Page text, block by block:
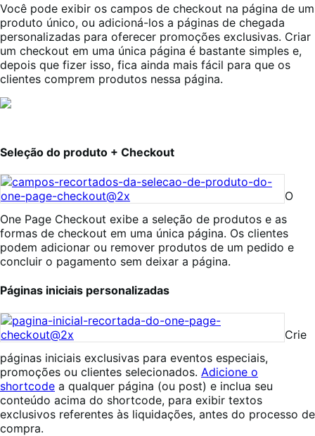
Você pode exibir os campos de checkout na página de um
produto único, ou adicioná-los a páginas de chegada
personalizadas para oferecer promoções exclusivas. Criar
um checkout em uma única página é bastante simples e,
depois que fizer isso, fica ainda mais fácil para que os
clientes comprem produtos nessa página.
Seleção do produto + Checkout
O
One Page Checkout exibe a seleção de produtos e as
formas de checkout em uma única página. Os clientes
podem adicionar ou remover produtos de um pedido e
concluir o pagamento sem deixar a página.
Páginas iniciais personalizadas
Crie
páginas iniciais exclusivas para eventos especiais,
promoções ou clientes selecionados. Adicione o
shortcode a qualquer página (ou post) e inclua seu
conteúdo acima do shortcode, para exibir textos
exclusivos referentes às liquidações, antes do processo de
compra.